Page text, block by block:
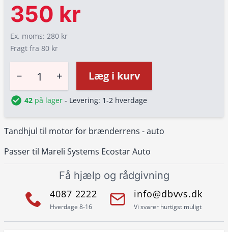
Tandhjul til motor for brænderrens - auto
Passer til Mareli Systems Ecostar Auto
350 kr
Ex. moms: 280 kr
Fragt fra 80 kr
− + Læg i kurv
42 på lager - Levering: 1-2 hverdage
Få hjælp og rådgivning
4087 2222
Hverdage 8-16
info@dbvvs.dk
Vi svarer hurtigst muligt